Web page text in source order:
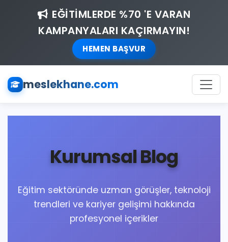
EĞİTİMLERDE %70 'E VARAN
KAMPANYALARI KAÇIRMAYIN!
HEMEN BAŞVUR
meslekhane.com
Kurumsal Blog
Eğitim sektöründe uzman görüşler, teknoloji
trendleri ve kariyer gelişimi hakkında
profesyonel içerikler